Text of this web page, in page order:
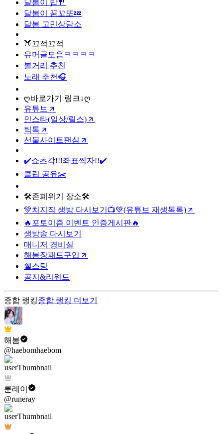
달봄이 밥🍴
달봄이 꿈꼬또💤
달봄 고민상담소
🍑끄적끄적
유머글모음ㅋㅋㅋㅋ
볼거리 추천
노래 추천🎧
ღ바로가기 링크↓ღ
유튜브
인스타(일상/릴스)
틱톡
선물사이트팬심
✔️쇼츠각!!!좌표찍자!!✔️
클립 공유✂️
🛠️존폐위기 장소🛠️
💚치지직 생방 다시보기📺💚(유튜브 재생목록)
🔥포토이즘 이벤트 인증게시판🔥
생방송 다시보기
매니저 경비실
해봄장패드구입
쉘스팅
공지&리워드
종합 랭킹종합 랭킹 더보기
해봄
@haebomhaebom
룬레이
@runeray